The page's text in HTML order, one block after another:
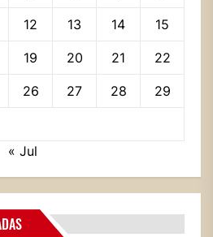
12 13 14 15
19 20 21 22
26 27 28 29
« Jul